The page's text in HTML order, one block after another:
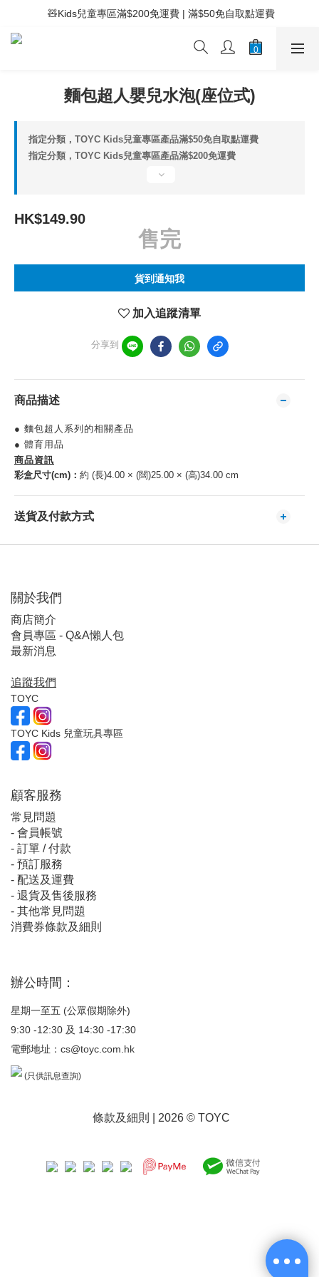
⚡滿$400免運費 | 滿$200免Easy Trade自取點運費
🧸Kids兒童專區滿$200免運費 | 滿$50免自取點運費
⚡滿$400免運費 | 滿$200免Easy Trade自取點運費
麵包超人嬰兒水泡(座位式)
指定分類，TOYC Kids兒童專區產品滿$50免自取點運費
指定分類，TOYC Kids兒童專區產品滿$200免運費
HK$149.90
售完
貨到通知我
加入追蹤清單
分享到
商品描述
● 麵包超人系列的相關產品
● 體育用品
商品資訊
彩盒尺寸(cm)： 約 (長)4.00 × (闊)25.00 × (高)34.00 cm
送貨及付款方式
關於我們
商店簡介
會員專區 - Q&A懶人包
最新消息
追蹤我們
TOYC
TOYC Kids 兒童玩具專區
顧客服務
常見問題
- 會員帳號
- 訂單 / 付款
- 預訂服務
- 配送及運費
- 退貨及售後服務
- 其他常見問題
消費券條款及細則
辦公時間：
星期一至五 (公眾假期除外)
9:30 -12:30 及 14:30 -17:30
電郵地址： cs@toyc.com.hk
(只供訊息查詢)
條款及細則 | 2026 © TOYC